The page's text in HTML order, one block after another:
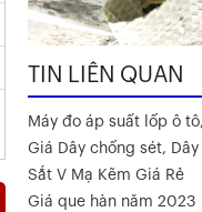
TIN LIÊN QUAN
Máy đo áp suất lốp ô
Giá Dây chống sét,
Sắt V Mạ Kẽm Giá Rẻ
Giá que hàn năm 2023